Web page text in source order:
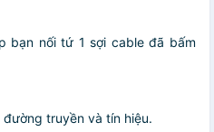
bạn nối tứ 1 sợi cable đã bấm
truyền và tín hiệu.